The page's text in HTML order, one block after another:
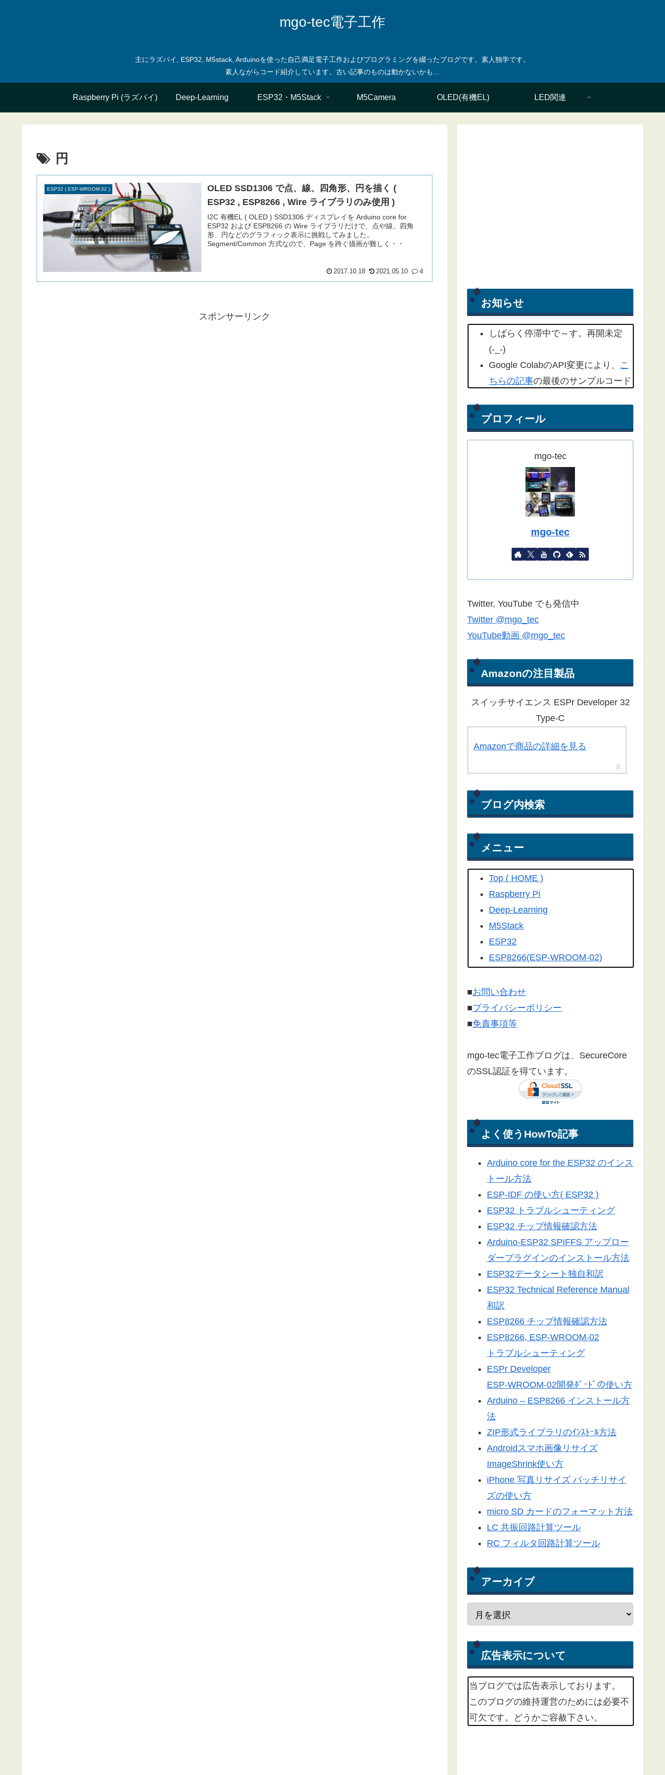
mgo-tec電子工作
主にラズパイ, ESP32, M5stack, Arduinoを使った自己満足電子工作およびプログラミングを綴ったブログです。素人独学です。
Raspberry Pi (ラズパイ) Deep-Learning ESP32・M5Stack M5Camera OLED(有機EL) LED関連
円
ESP32 ( ESP-WROOM-32 )
OLED SSD1306 で点、線、四角形、円を描く (
ESP32 , ESP8266 , Wire ライブラリのみ使用 )
I2C 有機EL ( OLED ) SSD1306 ディスプレイを Arduino core for
ESP32 および ESP8266 の Wire ライブラリだけで、点や線、四角
形、円などのグラフィック表示に挑戦してみました。
Segment/Common 方式なので、Page を跨ぐ描画が難しく・・
2017.10.18 2021.05.10 4
スポンサーリンク
お知らせ
しばらく停滞中で～す。再開未定
(-_-)
Google ColabのAPI変更により、 こ
ちらの記事の最後のサンプルコード
こちらの記事
庁天気予報に変更したものを追記し
(2022/09/02)
こちらの記事をYahoo天気から気象
庁天気予報に変更したものを追記し
諸事情で記事更新停滞しています。
１年以上経過している記事が殆どな
Blynk2.0で双方向通信できない場合
はこちらの記事
ください(2022/06/24)
ん。ほとんどの記事が１年以上経過
している為、動作しないものもある
ことをご了承ください。
Yahoo RSS天気予報が配信終了し
たことに伴い、気象庁から天気予報
を取得する方法にライブラリを更新
ください(2022/04/15)
Yahoo! RSS天気予報の配信が
2022/03/31で終了してしまいまし
工学社さん技術情報誌Ｉ／Ｏ（アイ
オー）2018/04号にもこちらの記事
を転載して頂きました。有難うござ
こちらの記事
いただけました。ありがとうござい
ます！
紹介されました。ありがとうござい
ます。
プロフィール
mgo-tec
mgo-tec
Twitter, YouTube でも発信中
Twitter @mgo_tec
YouTube動画 @mgo_tec
Amazonの注目製品
スイッチサイエンス ESPr Developer 32
Type-C
Amazonで商品の詳細を見る
ブログ内検索
メニュー
Top ( HOME )
Raspberry Pi
Deep-Learning
M5Stack
ESP32
ESP8266(ESP-WROOM-02)
Firebase
センサー
漢字フォント
SSL/TLS 暗号化通信
有機EL(OLED)
LCD(液晶ディスプレイ)
Websocket
Arduino-ESP32
Arduino-ESP8266
LEDドットマトリックス
Server-Sent Events
スマートフォン
3Dプリンター
ライブラリ
工具／測定器
アプリ
ツール
便利グッズ
■お問い合わせ
■プライバシーポリシー
■免責事項等
mgo-tec電子工作ブログは、SecureCore
のSSL認証を得ています。
よく使うHowTo記事
Arduino core for the ESP32 のインス
トール方法
ESP-IDF の使い方( ESP32 )
ESP32 トラブルシューティング
ESP32 チップ情報確認方法
Arduino-ESP32 SPIFFS アップロー
ダープラグインのインストール方法
ESP32データシート独自和訳
ESP32 Technical Reference Manual
和訳
ESP8266 チップ情報確認方法
ESP8266, ESP-WROOM-02
トラブルシューティング
ESPr Developer
ESP-WROOM-02開発ﾎﾞｰﾄﾞの使い方
Arduino – ESP8266 インストール方
法
ZIP形式ライブラリのｲﾝｽﾄｰﾙ方法
Androidスマホ画像リサイズ
ImageShrink使い方
iPhone 写真リサイズ バッチリサイ
ズの使い方
micro SD カードのフォーマット方法
LC 共振回路計算ツール
RC フィルタ回路計算ツール
アーカイブ
広告表示について
当ブログでは広告表示しております。
このブログの維持運営のためには必要不
可欠です。どうかご容赦下さい。